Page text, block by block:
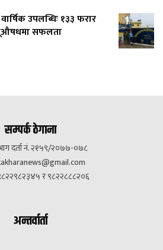
उपलब्धिः १३३ फरार
सफलता
सम्पर्क ठेगाना
दर्ता नं. २१५९/२०७७-०७८
र ९८२२८८८२०६
अन्तर्वार्ता